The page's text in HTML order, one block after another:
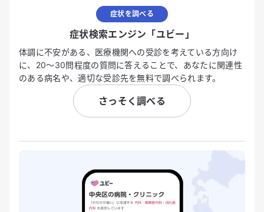
症状を調べる
症状検索エンジン「ユビー」
体調に不安がある、医療機関への受診を考えている方向け
に、20〜30問程度の質問に答えることで、あなたに関連性
のある病名や、適切な受診先を無料で調べられます。
さっそく調べる